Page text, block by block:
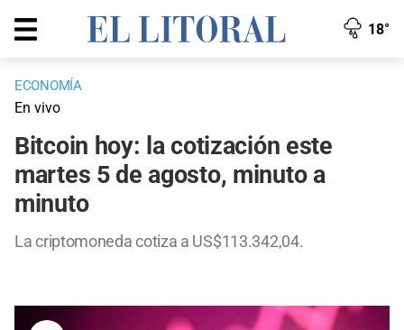
18°
ECONOMÍA
En vivo
Bitcoin hoy: la cotización este
martes 5 de agosto, minuto a
minuto
La criptomoneda cotiza a US$113.342,04.